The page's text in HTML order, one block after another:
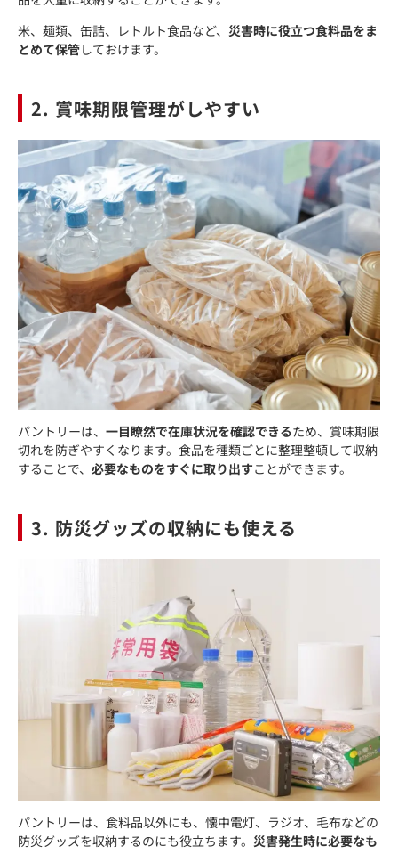
米、麺類、缶詰、レトルト食品など、 災害時に役立つ食料品をま
とめて保管しておけます。
2. 賞味期限管理がしやすい
パントリーは、 一目瞭然で在庫状況を確認できるため、賞味期限
切れを防ぎやすくなります。食品を種類ごとに整理整頓して収納
することで、 必要なものをすぐに取り出すことができます。
3. 防災グッズの収納にも使える
パントリーは、食料品以外にも、懐中電灯、ラジオ、毛布などの
防災グッズを収納するのにも役立ちます。 災害発生時に必要なも